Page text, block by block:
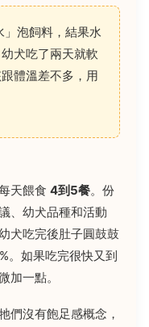
」泡飼料，結果水
犬吃了兩天就軟
體溫差不多，用
天餵食 4到5餐。份
、幼犬品種和活動
犬吃完後肚子圓鼓鼓
。如果吃完很快又到
加一點。
們沒有飽足感概念，